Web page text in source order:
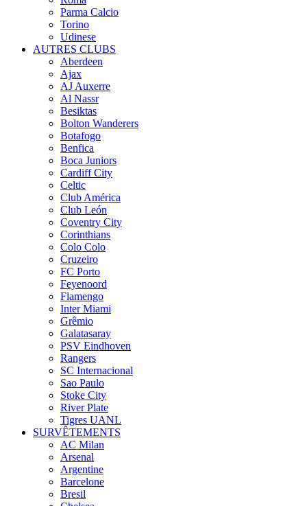
Parma Calcio
Torino
Udinese
AUTRES CLUBS
Aberdeen
Ajax
AJ Auxerre
Al Nassr
Besiktas
Bolton Wanderers
Botafogo
Benfica
Boca Juniors
Cardiff City
Celtic
Club América
Club León
Coventry City
Corinthians
Colo Colo
Cruzeiro
FC Porto
Feyenoord
Flamengo
Inter Miami
Grêmio
Galatasaray
PSV Eindhoven
Rangers
SC Internacional
Sao Paulo
Stoke City
River Plate
Tigres UANL
SURVÊTEMENTS
AC Milan
Arsenal
Argentine
Barcelone
Bresil